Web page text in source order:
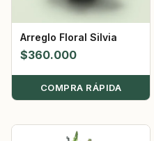
Arreglo Floral Silvia
$360.000
COMPRA RÁPIDA